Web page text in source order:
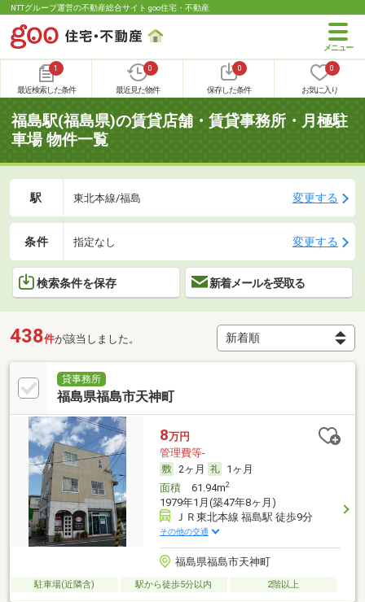
NTTグループ運営の不動産総合サイト goo住宅・不動産
1
最近検索した条件
0
最近見た物件
0
保存した条件
0
お気に入り
福島駅(福島県)の賃貸店舗・賃貸事務所・月極駐
車場 物件一覧
駅 東北本線/福島 変更する
条件 指定なし 変更する
検索条件を保存 新着メールを受取る
438件が該当しました。
貸事務所
福島県福島市天神町
8万円
管理費等-
2ヶ月
1ヶ月
面積61.94m2
1979年1月(築47年8ヶ月)
ＪＲ東北本線 福島駅 徒歩9分
その他の交通
福島県福島市天神町
駐車場(近隣含) 駅から徒歩5分以内 2階以上